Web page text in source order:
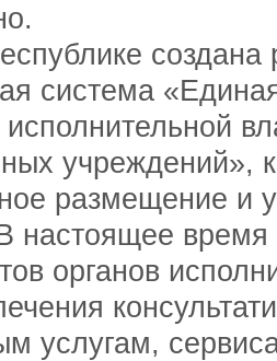
создана
система
исполнительной
учреждений»,
размещение и
настоящее
органов
услугам,